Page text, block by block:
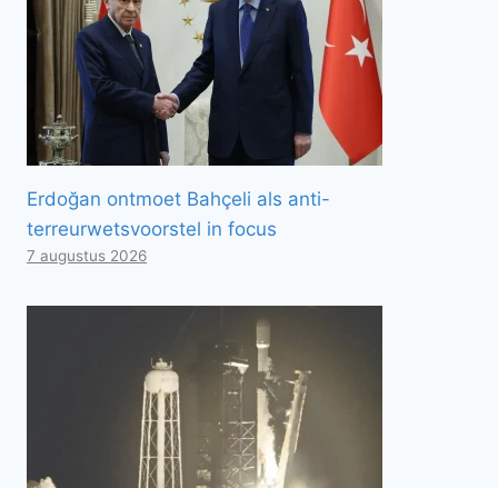
Erdoğan ontmoet Bahçeli als anti-
terreurwetsvoorstel in focus
7 augustus 2026